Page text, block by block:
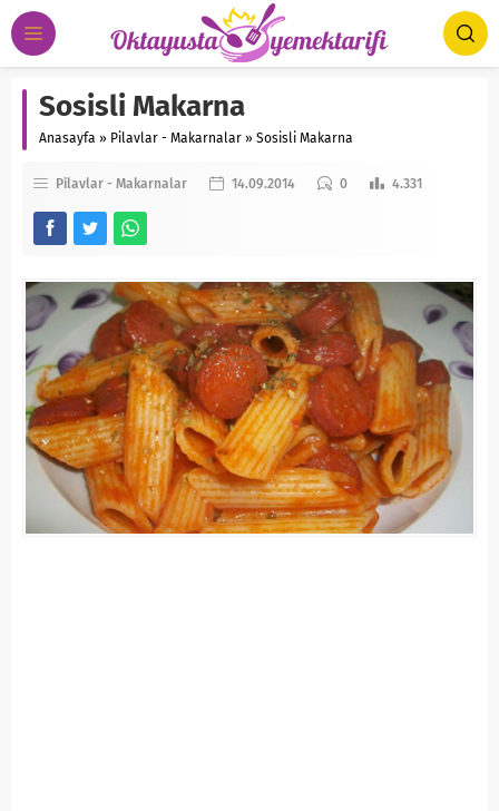
Sosisli Makarna
Anasayfa » Pilavlar - Makarnalar » Sosisli Makarna
Pilavlar - Makarnalar 14.09.2014 0 4.331